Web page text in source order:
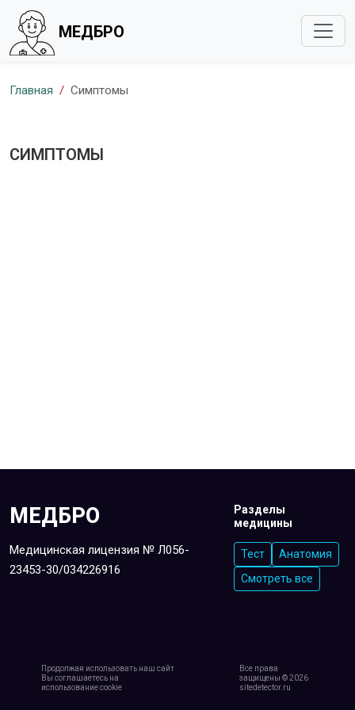
МЕДБРО
Главная Симптомы
СИМПТОМЫ
МЕДБРО
Медицинская лицензия № Л056-
23453-30/034226916
Разделы
медицины
Тест
Анатомия
Смотреть все
Продолжая использовать наш сайт
Вы соглашаетесь на
использование cookie
Все права
защищены ©2026
sitedetector.ru